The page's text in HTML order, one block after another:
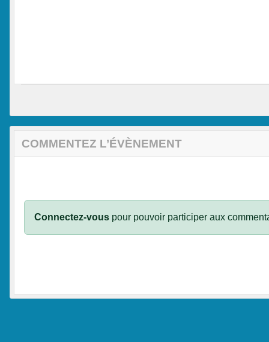
COMMENTEZ L’ÉVÈNEMENT
Connectez-vous pour pouvoir participer aux